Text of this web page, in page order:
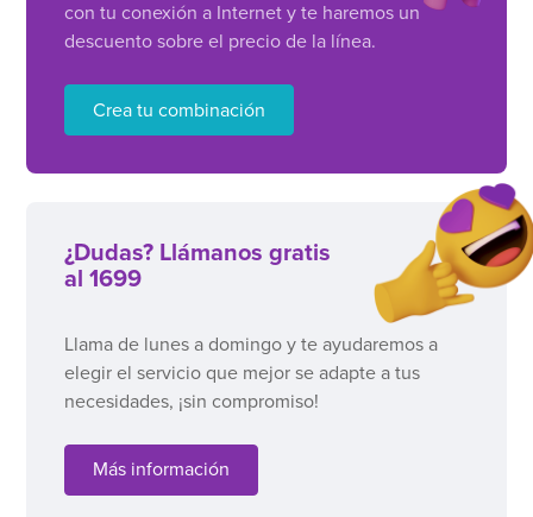
con tu conexión a Internet y te haremos un
descuento sobre el precio de la línea.
Crea tu combinación
¿Dudas? Llámanos gratis
al 1699
Llama de lunes a domingo y te ayudaremos a
elegir el servicio que mejor se adapte a tus
necesidades, ¡sin compromiso!
Más información